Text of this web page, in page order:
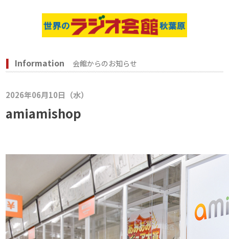
Information 会館からのお知らせ
2026年06月10日（水）
amiamishop